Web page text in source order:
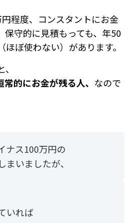
程度、コンスタントにお金
保守的に見積もっても、 年50
ぼ使わない）があります。
的にお金が残る人、 なので
ナス100万円の
いましたが、
いれば